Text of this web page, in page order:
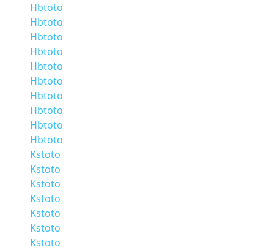
Hbtoto
Hbtoto
Hbtoto
Hbtoto
Hbtoto
Hbtoto
Hbtoto
Hbtoto
Hbtoto
Hbtoto
Kstoto
Kstoto
Kstoto
Kstoto
Kstoto
Kstoto
Kstoto